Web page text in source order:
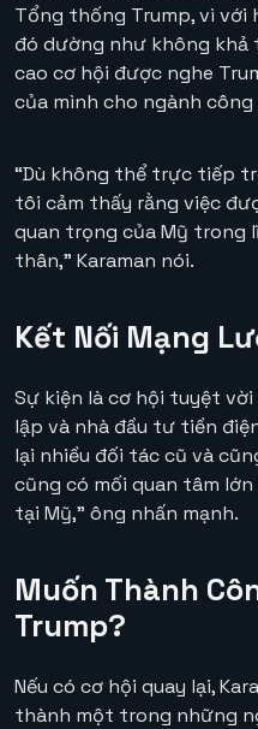
Tổng thống Trump, vì với
đó dường như không khả
cao cơ hội được nghe
của mình cho ngành
“Dù không thể trực tiếp
tôi cảm thấy rằng việc
quan trọng của Mỹ trong
thân,” Karaman nói.
Kết Nối Mạng
Sự kiện là cơ hội tuyệt
lập và nhà đầu tư tiền
lại nhiều đối tác cũ và
cũng có mối quan tâm
tại Mỹ,” ông nhấn mạnh.
Muốn Thành
Trump?
Nếu có cơ hội quay lại,
thành một trong những